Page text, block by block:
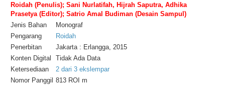
Roidah (Penulis); Sani Nurlatifah, Hijrah Saputra, Adhika
Prasetya (Editor); Satrio Amal Budiman (Desain Sampul)
Jenis Bahan
Monograf
Pengarang
Roidah
Penerbitan
Jakarta : Erlangga, 2015
Konten Digital
Tidak Ada Data
Ketersediaan
2 dari 3 ekslempar
Nomor Panggil 813 ROI m